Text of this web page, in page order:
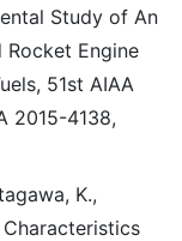
Study of An
Engine
51st AIAA
2015-4138,
K.,
Characteristics